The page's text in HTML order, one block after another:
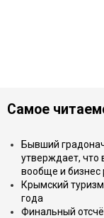
Самое
Бывший
утверждает, что
вообще и бизнес
Крымский
года
Финальный